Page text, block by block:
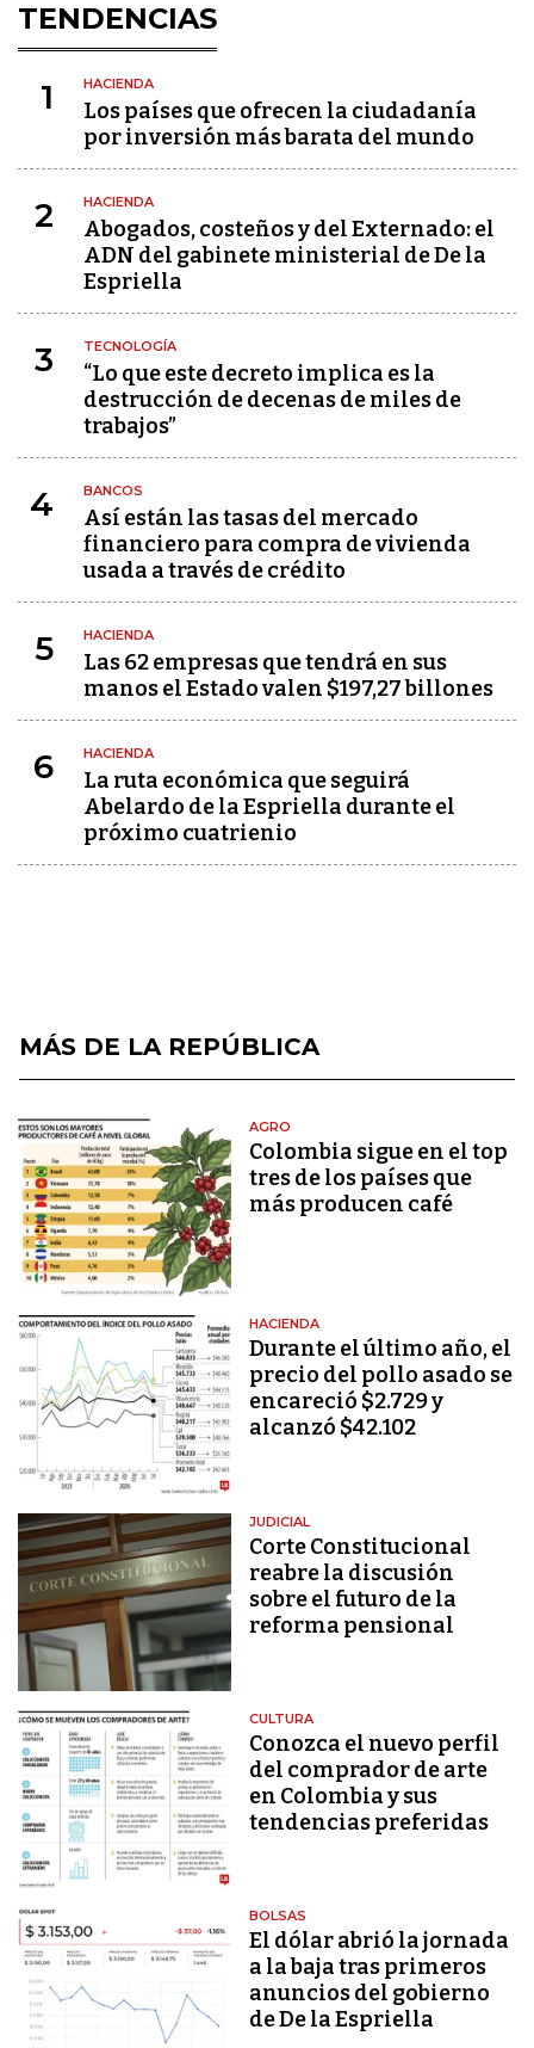
TENDENCIAS
1 HACIENDA
Los países que ofrecen la ciudadanía
por inversión más barata del mundo
2 HACIENDA
Abogados, costeños y del Externado: el
ADN del gabinete ministerial de De la
Espriella
3 TECNOLOGÍA
“Lo que este decreto implica es la
destrucción de decenas de miles de
trabajos”
4 BANCOS
Así están las tasas del mercado
financiero para compra de vivienda
usada a través de crédito
5 HACIENDA
Las 62 empresas que tendrá en sus
manos el Estado valen $197,27 billones
6 HACIENDA
La ruta económica que seguirá
Abelardo de la Espriella durante el
próximo cuatrienio
MÁS DE LA REPÚBLICA
AGRO
Colombia sigue en el top
tres de los países que
más producen café
HACIENDA
Durante el último año, el
precio del pollo asado se
encareció $2.729 y
alcanzó $42.102
JUDICIAL
Corte Constitucional
reabre la discusión
sobre el futuro de la
reforma pensional
CULTURA
Conozca el nuevo perfil
del comprador de arte
en Colombia y sus
tendencias preferidas
BOLSAS
El dólar abrió la jornada
a la baja tras primeros
anuncios del gobierno
de De la Espriella